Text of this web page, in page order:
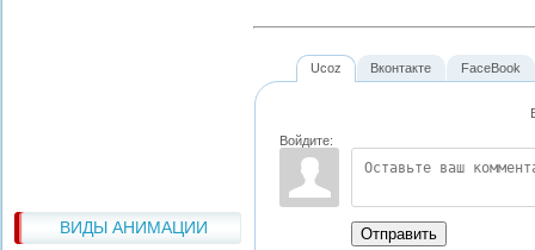
ВИДЫ АНИМАЦИИ
Ucoz
Войдите:
Отправить
Вконтакте FaceBook